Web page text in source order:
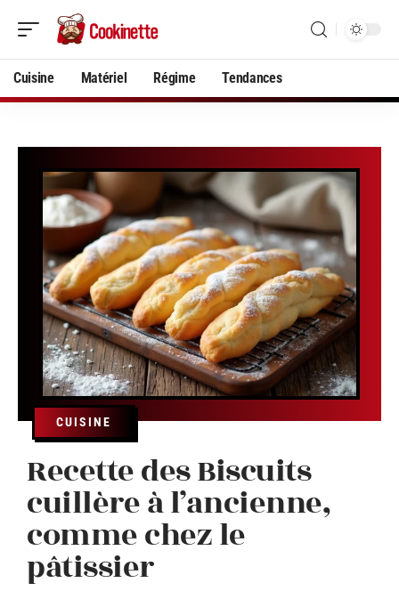
Cuisine Matériel Régime Tendances
CUISINE
Recette des Biscuits
cuillère à l’ancienne,
comme chez le
pâtissier